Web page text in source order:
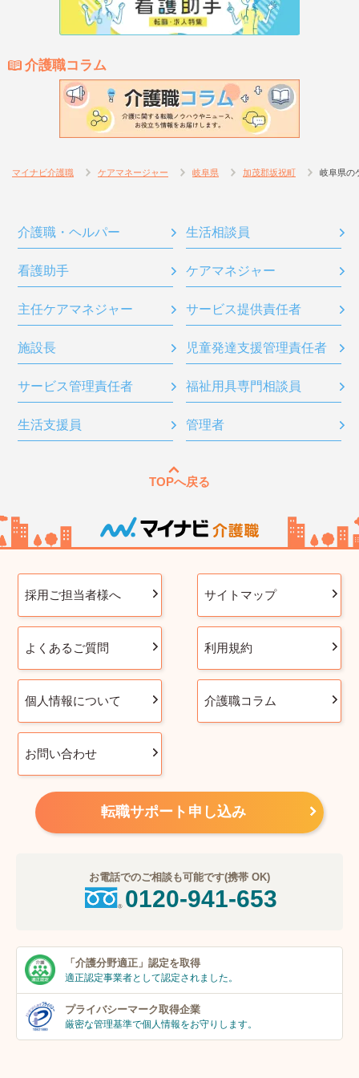
介護職コラム
マイナビ介護職 ケアマネージャー 岐阜県 加茂郡坂祝町 岐阜県の
介護職・ヘルパー 生活相談員
看護助手 ケアマネジャー
主任ケアマネジャー サービス提供責任者
施設長 児童発達支援管理責任者
サービス管理責任者 福祉用具専門相談員
生活支援員 管理者
TOPへ戻る
採用ご担当者様へ サイトマップ
よくあるご質問 利用規約
個人情報について 介護職コラム
お問い合わせ
転職サポート申し込み
お電話でのご相談も可能です(携帯 OK)
0120-941-653
「介護分野適正」 認定を取得
適正認定事業者として認定されました。
プライバシーマーク取得企業
厳密な管理基準で個人情報をお守りします。